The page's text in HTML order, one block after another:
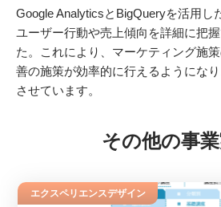
Google AnalyticsとBigQueryを活用し
ユーザー行動や売上傾向を詳細に把
た。これにより、マーケティング施
善の施策が効率的に行えるようにな
させています。
その他の事
エクスペリエンスデザイン